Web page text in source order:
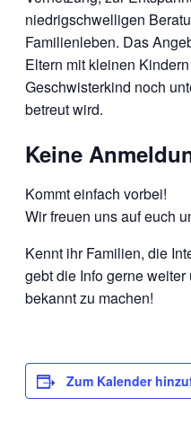
niedrigschwelligen
Familienleben. Das
Eltern mit kleinen
Geschwisterkind noch
betreut wird.
Keine
Kommt einfach vorbei!
Wir freuen uns auf euch
Kennt ihr Familien, die
gebt die Info gerne
bekannt zu machen!
Zum Kalender